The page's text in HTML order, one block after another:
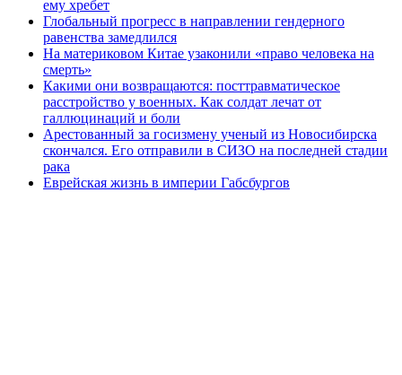
ему хребет
Глобальный прогресс в направлении гендерного
равенства замедлился
На материковом Китае узаконили «право человека на
смерть»
Какими они возвращаются: посттравматическое
расстройство у военных. Как солдат лечат от
галлюцинаций и боли
Арестованный за госизмену ученый из Новосибирска
скончался. Его отправили в СИЗО на последней стадии
рака
Еврейская жизнь в империи Габсбургов